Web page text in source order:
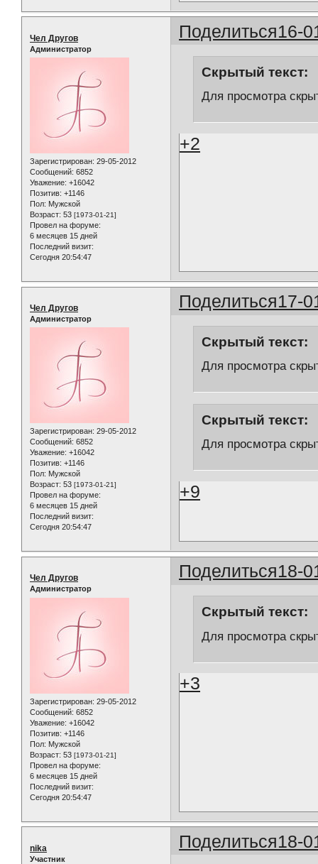
Поделиться16-
Чел Другов
Администратор
Зарегистрирован: 29-05-2012
Сообщений: 6852
Уважение: +16042
Позитив: +1146
Пол: Мужской
Возраст: 53 [1973-01-21]
Провел на форуме:
6 месяцев 15 дней
Последний визит:
Сегодня 20:54:47
Скрытый текст:
Для просмотра
+2
Поделиться17-
Чел Другов
Администратор
Зарегистрирован: 29-05-2012
Сообщений: 6852
Уважение: +16042
Позитив: +1146
Пол: Мужской
Возраст: 53 [1973-01-21]
Провел на форуме:
6 месяцев 15 дней
Последний визит:
Сегодня 20:54:47
Скрытый текст:
Для просмотра
Скрытый текст:
Для просмотра
+9
Поделиться18-
Чел Другов
Администратор
Зарегистрирован: 29-05-2012
Сообщений: 6852
Уважение: +16042
Позитив: +1146
Пол: Мужской
Возраст: 53 [1973-01-21]
Провел на форуме:
6 месяцев 15 дней
Последний визит:
Сегодня 20:54:47
Скрытый текст:
Для просмотра
+3
Поделиться18-
nika
Участник